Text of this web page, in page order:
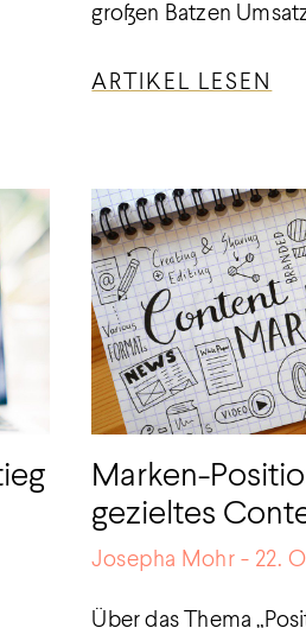
großen Batzen
ARTIKEL LESEN
Marken-
gezieltes
Josepha Mohr 22.
Über das Thema